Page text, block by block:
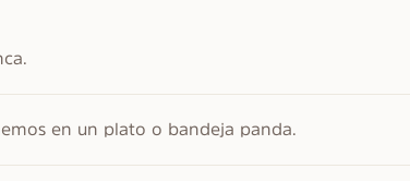
en un plato o bandeja panda.